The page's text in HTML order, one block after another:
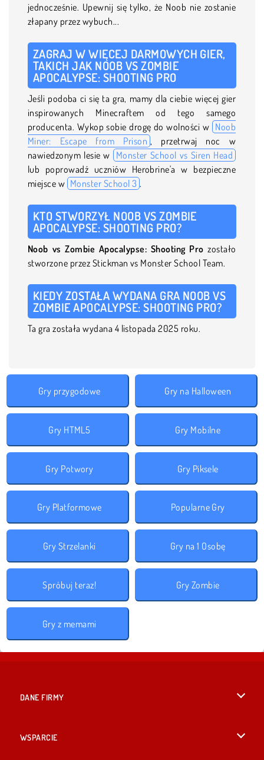
jednocześnie. Upewnij się tylko, że Noob nie zostanie
złapany przez wybuch...
ZAGRAJ W WIĘCEJ DARMOWYCH GIER,
TAKICH JAK NOOB VS ZOMBIE
APOCALYPSE: SHOOTING PRO
Jeśli podoba ci się ta gra, mamy dla ciebie więcej gier
inspirowanych Minecraftem od tego samego
producenta. Wykop sobie drogę do wolności w Noob
Miner: Escape from Prison , przetrwaj noc w
nawiedzonym lesie w Monster School vs Siren Head
lub poprowadź uczniów Herobrine'a w bezpieczne
miejsce w Monster School 3 .
KTO STWORZYŁ NOOB VS ZOMBIE
APOCALYPSE: SHOOTING PRO?
Noob vs Zombie Apocalypse: Shooting Pro zostało
stworzone przez Stickman vs Monster School Team.
KIEDY ZOSTAŁA WYDANA GRA NOOB VS
ZOMBIE APOCALYPSE: SHOOTING PRO?
Ta gra została wydana 4 listopada 2025 roku.
Gry przygodowe Gry na Halloween
Gry HTML5 Gry Mobilne
Gry Potwory Gry Piksele
Gry Platformowe Popularne Gry
Gry Strzelanki Gry na 1 Osobę
Spróbuj teraz! Gry Zombie
Gry z memami
DANE FIRMY
WSPARCIE